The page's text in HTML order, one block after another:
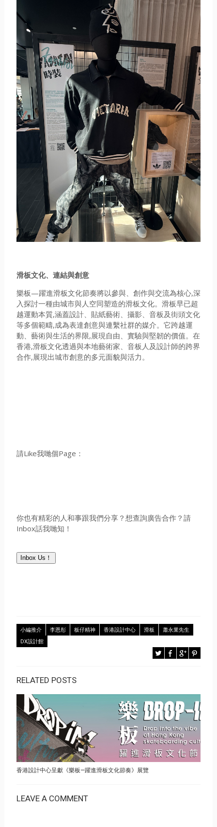
滑板文化、連結與創意
樂板—躍進滑板文化節奏將以參與、創作與交流為核心,深
入探討一種由城市與人空同塑造的滑板文化。滑板早已超
越運動本質,涵蓋設計、貼紙藝術、攝影、音板及街頭文化
等多個範疇,成為表達創意與連繫社群的媒介。它跨越運
動、藝術與生活的界限,展現自由、實驗與堅韌的價值。在
香港,滑板文化透過與本地藝術家、音板人及設計師的跨界
合作,展現出城市創意的多元面貌與活力。
請Like我哋個Page：
你也有精彩的人和事跟我們分享？想查詢廣告合作？請
Inbox話我哋知！
Inbox Us！
小編推介 李恩彤 板仔精神 香港設計中心 滑板
蕭永業先生
DX設計館
RELATED POSTS
香港設計中心呈獻《樂板—躍進滑板文化節奏》展覽
LEAVE A COMMENT